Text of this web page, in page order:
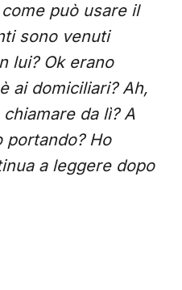
può usare il
sono venuti
lui? Ok erano
ai domiciliari? Ah,
da lì? A
portando? Ho
a leggere dopo